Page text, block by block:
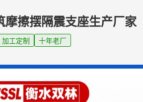
摩擦摆隔震支座生产厂家
加工定制 十年老厂